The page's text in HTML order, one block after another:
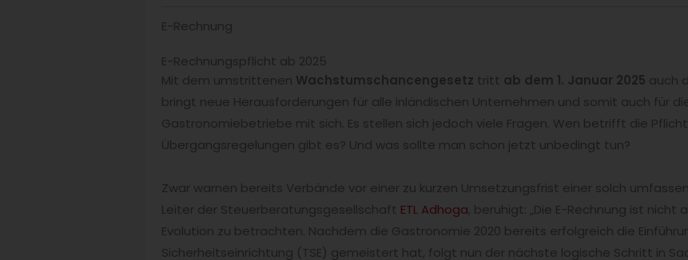
E-Rechnung
E-Rechnungspflicht ab 2025
Mit dem umstrittenen Wachstumschancengesetz tritt ab dem 1. Januar 2025 auch
bringt neue Herausforderungen für alle inländischen Unternehmen und somit auch für
Gastronomiebetriebe mit sich. Es stellen sich jedoch viele Fragen. Wen betrifft die
Übergangsregelungen gibt es? Und was sollte man schon jetzt unbedingt tun?
Zwar warnen bereits Verbände vor einer zu kurzen Umsetzungsfrist einer solch
Leiter der Steuerberatungsgesellschaft ETL Adhoga, beruhigt: „Die E-Rechnung ist nicht
Evolution zu betrachten. Nachdem die Gastronomie 2020 bereits erfolgreich die
Sicherheitseinrichtung (TSE) gemeistert hat, folgt nun der nächste logische Schritt in